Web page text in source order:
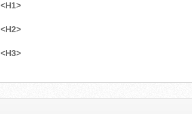
<H1>
<H2>
<H3>